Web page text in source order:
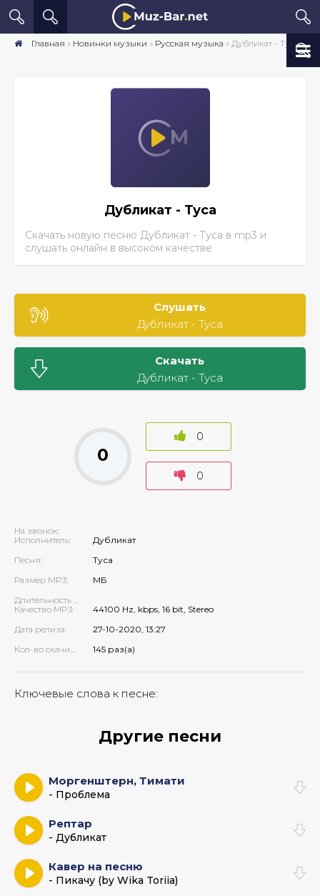
Главная » Новинки музыки » Русская музыка » Дубликат - Туса скачать песню бесплатно mp3 в хорошем качестве
Дубликат - Туса
Скачать новую песню Дубликат - Туса в mp3 и
слушать онлайн в высоком качестве
Слушать
Дубликат - Туса
Скачать
Дубликат - Туса
На звонок:
Исполнитель:
Дубликат
Песня:
Туса
Размер MP3:
МБ
Длительность MP3:
Качество MP3:
44100 Hz, kbps, 16 bit, Stereo
Дата релиза:
27-10-2020, 13:27
Кол-во скачиваний:
145 раз(а)
0
0
0
Ключевые слова к песне:
Другие песни
Моргенштерн, Тимати
- Проблема
Рептар
- Дубликат
Кавер на песню
- Пикачу (by Wika Toriia)